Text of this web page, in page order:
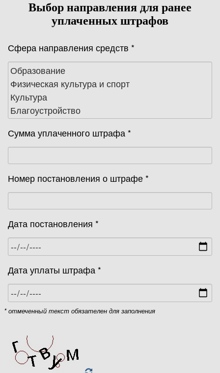
Выбор направления для ранее
уплаченных штрафов
Сфера направления средств *
Образование
Физическая культура и спорт
Культура
Благоустройство
Сумма уплаченного штрафа *
Номер постановления о штрафе *
Дата постановления *
Дата уплаты штрафа *
* отмеченный текст обязателен для заполнения